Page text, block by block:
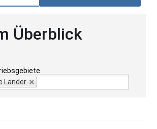
Überblick
Länder